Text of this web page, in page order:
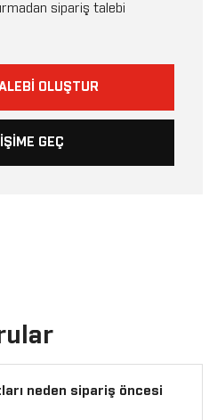
sipariş talebi
OLUŞTUR
GEÇ
neden sipariş öncesi